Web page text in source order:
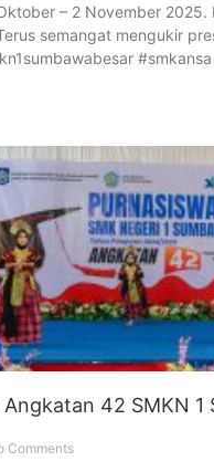
– 2 November 2025.
semangat mengukir
42 SMKN 1
Comments